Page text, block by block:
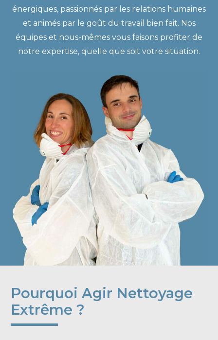
énergiques, passionnés par les relations humaines
et animés par le goût du travail bien fait. Nos
équipes et nous-mêmes vous faisons profiter de
notre expertise, quelle que soit votre situation.
Pourquoi Agir Nettoyage
Extrême ?